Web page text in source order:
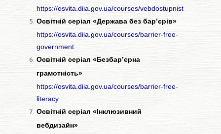
https://osvita.diia.gov.ua/courses/vebdostupnist
Освітній серіал «Держава без бар’єрів»
https://osvita.diia.gov.ua/courses/barrier-free-
government
Освітній серіал «Безбар’єрна
грамотність»
https://osvita.diia.gov.ua/courses/barrier-free-
literacy
Освітній серіал «Інклюзивний
вебдизайн»